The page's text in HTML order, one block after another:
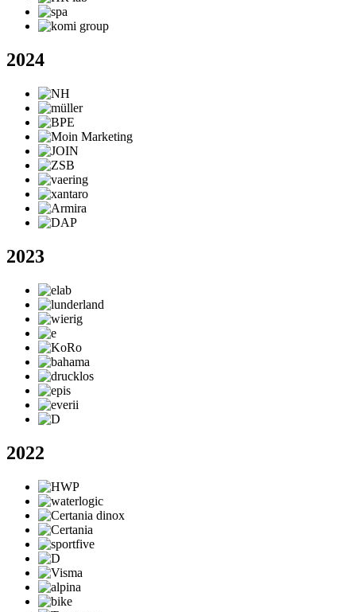
2024
2023
2022